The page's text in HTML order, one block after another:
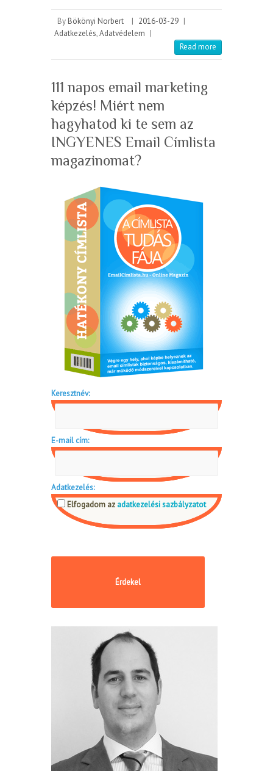
By Bökönyi Norbert | 2016-03-29 |
Adatkezelés,Adatvédelem |
Read more
111 napos email marketing
képzés! Miért nem
hagyhatod ki te sem az
INGYENES Email Címlista
magazinomat?
Keresztnév:
E-mail cím:
Adatkezelés:
Elfogadom az adatkezelési sazbályzatot